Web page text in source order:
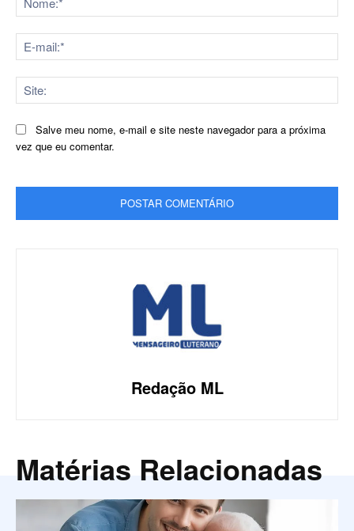
Salve meu nome, e-mail e site neste navegador para a próxima
vez que eu comentar.
Redação ML
Matérias Relacionadas